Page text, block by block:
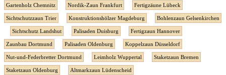
Gartenholz Chemnitz Nordik-Zaun Frankfurt Fertigzäune Lübeck
Sichtschutzzaun Trier Konstruktionshölzer Magdeburg Bohlenzaun Gelsenkirchen
Sichtschutz Landshut Palisaden Duisburg Fertigzaun Hannover
Zaunbau Dortmund Palisaden Oldenburg Koppelzaun Düsseldorf
Nut-und-Federbretter Dortmund Leimholz Wuppertal Staketzaun Bremen
Staketzaun Oldenburg Altmarkzaun Lüdenscheid